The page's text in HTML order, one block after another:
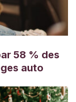
58 % des
auto